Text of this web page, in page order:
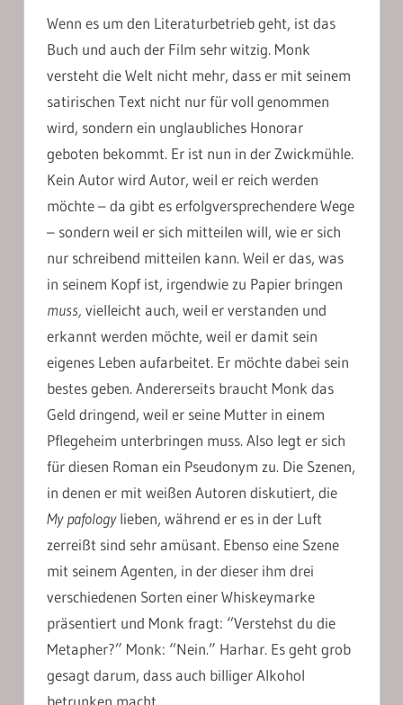
Wenn es um den Literaturbetrieb geht, ist das
Buch und auch der Film sehr witzig. Monk
versteht die Welt nicht mehr, dass er mit seinem
satirischen Text nicht nur für voll genommen
wird, sondern ein unglaubliches Honorar
geboten bekommt. Er ist nun in der Zwickmühle.
Kein Autor wird Autor, weil er reich werden
möchte – da gibt es erfolgversprechendere Wege
– sondern weil er sich mitteilen will, wie er sich
nur schreibend mitteilen kann. Weil er das, was
in seinem Kopf ist, irgendwie zu Papier bringen
muss, vielleicht auch, weil er verstanden und
erkannt werden möchte, weil er damit sein
eigenes Leben aufarbeitet. Er möchte dabei sein
bestes geben. Andererseits braucht Monk das
Geld dringend, weil er seine Mutter in einem
Pflegeheim unterbringen muss. Also legt er sich
für diesen Roman ein Pseudonym zu. Die Szenen,
in denen er mit weißen Autoren diskutiert, die
My pafologylieben, während er es in der Luft
zerreißt sind sehr amüsant. Ebenso eine Szene
mit seinem Agenten, in der dieser ihm drei
verschiedenen Sorten einer Whiskeymarke
präsentiert und Monk fragt: “Verstehst du die
Metapher?” Monk: “Nein.” Harhar. Es geht grob
gesagt darum, dass auch billiger Alkohol
betrunken macht.